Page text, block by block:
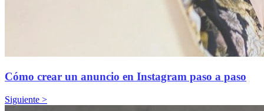
Cómo crear un anuncio en Instagram paso a paso
Siguiente >